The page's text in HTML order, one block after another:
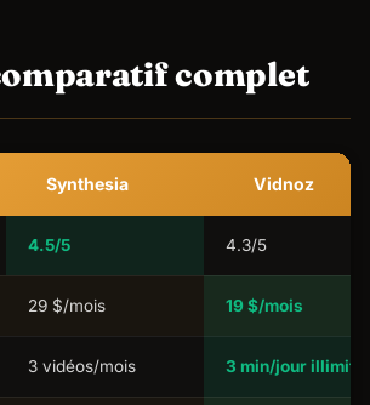
complet
Synthesia Vidnoz
4.5/5 4.3/5
29 $/mois 19 $/mois
3 vidéos/mois 3 min/jour illimité